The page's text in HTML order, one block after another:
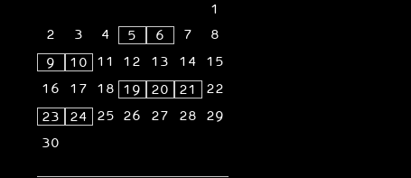
1
2
3 4 5 6 7
8
9
10 11 12 13 14
15
16
17 18 19 20 21
22
23
24 25 26 27 28
29
30